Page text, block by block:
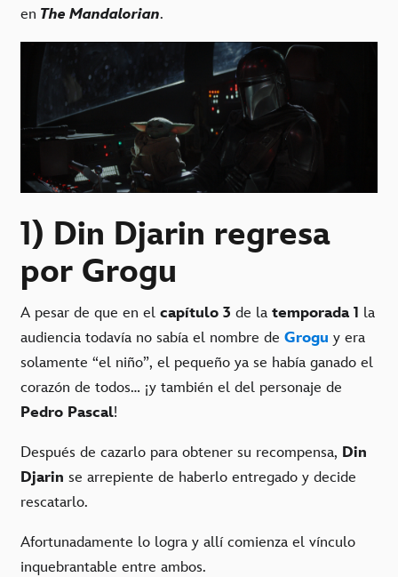
en The Mandalorian.
1) Din Djarin regresa
por Grogu
A pesar de que en el capítulo 3 de la temporada 1 la
audiencia todavía no sabía el nombre de Grogu y era
solamente “el niño”, el pequeño ya se había ganado el
corazón de todos… ¡y también el del personaje de
Pedro Pascal!
Después de cazarlo para obtener su recompensa, Din
Djarin se arrepiente de haberlo entregado y decide
rescatarlo.
Afortunadamente lo logra y allí comienza el vínculo
inquebrantable entre ambos.